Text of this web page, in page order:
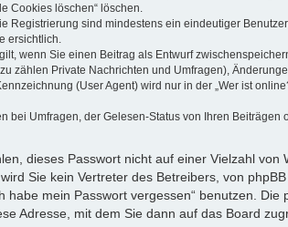
Cookies löschen“ löschen.
sind mindestens ein eindeutiger
ersichtlich.
wenn Sie einen Beitrag als Entwurf
zählen Private Nachrichten und Umfragen),
(User Agent) wird nur in der „Wer ist
Umfragen, der Gelesen-Status von Ihren Beiträgen
dieses Passwort nicht auf einer Vielzahl von
Sie kein Vertreter des Betreibers, von
mein Passwort vergessen“ benutzen. Die
Adresse, mit dem Sie dann auf das Board